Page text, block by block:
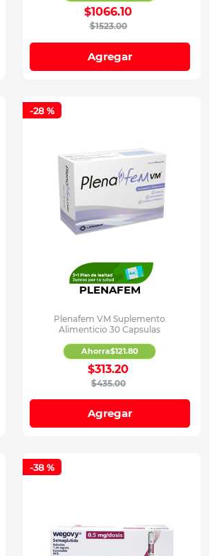
$1523.00
$1066.10
Agregar
-28 %
PLENAFEM
Plenafem VM Suplemento
Alimenticio 30 Capsulas
$435.00
$313.20
Ahorra$121.80
Agregar
-38 %